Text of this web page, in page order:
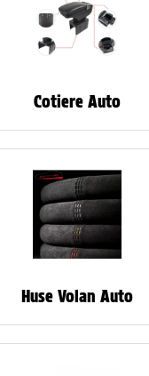
Cotiere Auto
Huse Volan Auto